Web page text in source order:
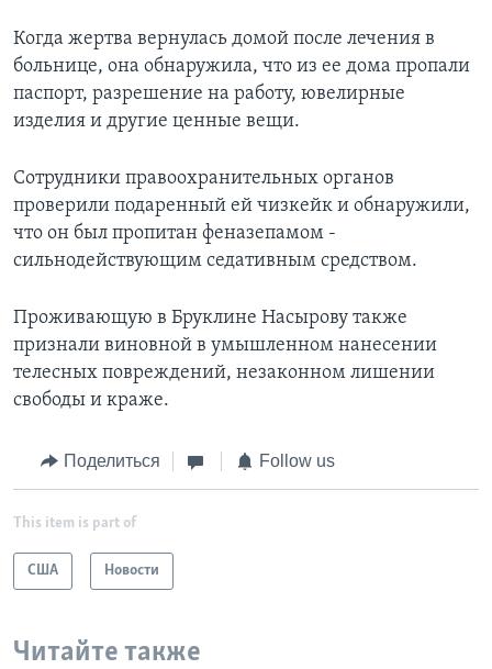
Когда жертва вернулась домой после лечения в
больнице, она обнаружила, что из ее дома пропали
паспорт, разрешение на работу, ювелирные
изделия и другие ценные вещи.
Сотрудники правоохранительных органов
проверили подаренный ей чизкейк и обнаружили,
что он был пропитан феназепамом -
сильнодействующим седативным средством.
Проживающую в Бруклине Насырову также
признали виновной в умышленном нанесении
телесных повреждений, незаконном лишении
свободы и краже.
Поделиться Follow us
This item is part of
США Новости
Читайте также